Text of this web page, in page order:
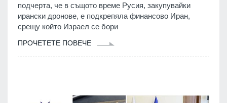
подчерта, че в същото време Русия, закупувайки
ирански дронове, е подкрепяла финансово Иран,
срещу който Израел се бори
ПРОЧЕТЕТЕ ПОВЕЧЕ